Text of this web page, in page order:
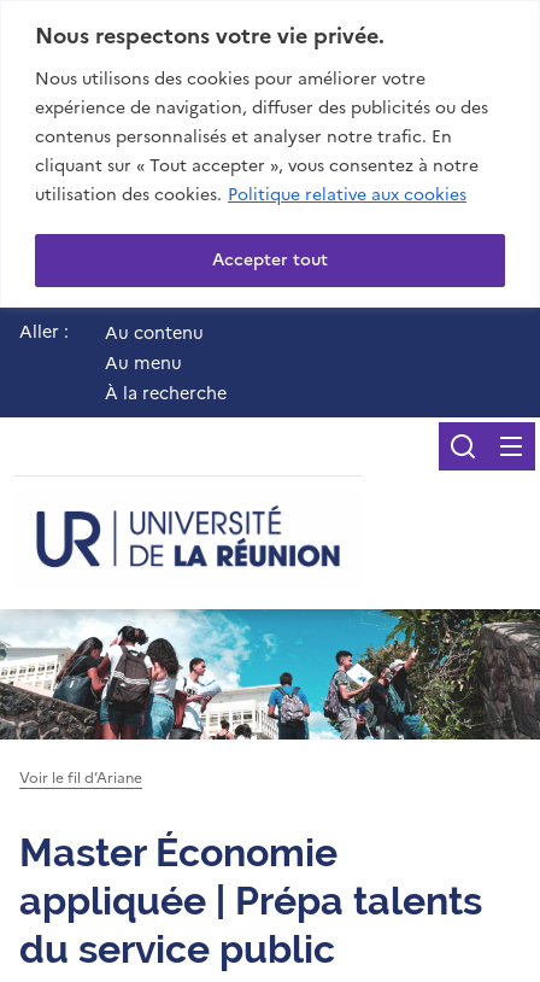
Nous respectons votre vie privée.
Nous utilisons des cookies pour améliorer votre
expérience de navigation, diffuser des publicités ou des
contenus personnalisés et analyser notre trafic. En
cliquant sur « Tout accepter », vous consentez à notre
utilisation des cookies. Politique relative aux cookies
Accepter tout
Aller :
Au contenu
Au menu
À la recherche
Voir le fil d’Ariane
Master Économie
appliquée | Prépa talents
du service public